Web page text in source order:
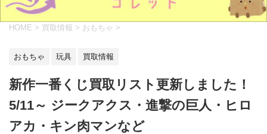
HOME > 買取情報 > おもちゃ >
おもちゃ 玩具 買取情報
新作一番くじ買取リスト更新しました！
5/11～ ジークアクス・進撃の巨人・ヒロ
アカ・キン肉マンなど